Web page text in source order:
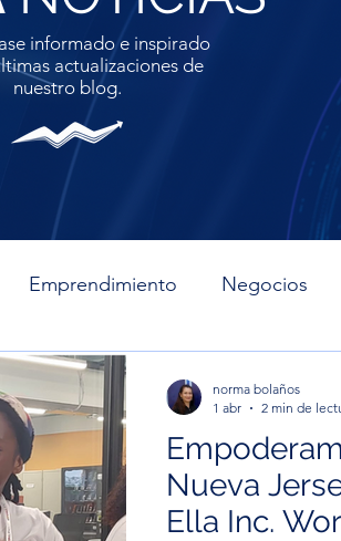
informado e inspirado
actualizaciones de
nuestro blog.
Emprendimiento Negocios
Préstamos
Nueva
Ella Inc.
norma bolaños
1 abr
2 min de